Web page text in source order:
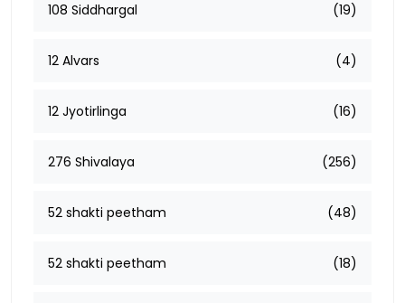
108 Siddhargal (19)
12 Alvars (4)
12 Jyotirlinga (16)
276 Shivalaya (256)
52 shakti peetham (48)
52 shakti peetham (18)